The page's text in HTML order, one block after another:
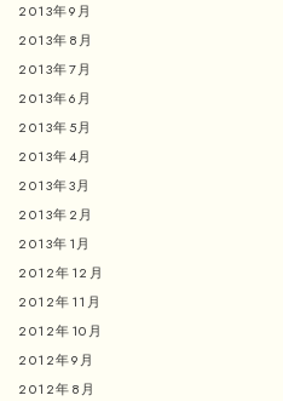
2013年9月
2013年8月
2013年7月
2013年6月
2013年5月
2013年4月
2013年3月
2013年2月
2013年1月
2012年12月
2012年11月
2012年10月
2012年9月
2012年8月